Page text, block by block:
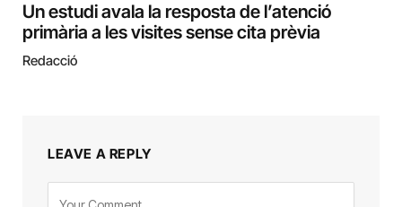
Un estudi avala la resposta de l’atenció
primària a les visites sense cita prèvia
Redacció
LEAVE A REPLY